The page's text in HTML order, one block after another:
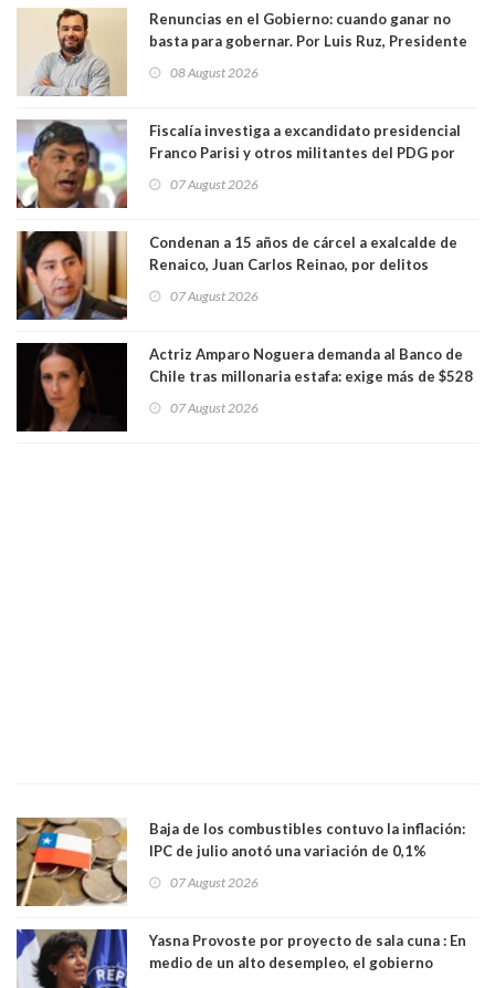
Renuncias en el Gobierno: cuando ganar no
basta para gobernar. Por Luis Ruz, Presidente
08 August 2026
Fiscalía investiga a excandidato presidencial
Franco Parisi y otros militantes del PDG por
07 August 2026
Condenan a 15 años de cárcel a exalcalde de
Renaico, Juan Carlos Reinao, por delitos
07 August 2026
Actriz Amparo Noguera demanda al Banco de
Chile tras millonaria estafa: exige más de $528
07 August 2026
Baja de los combustibles contuvo la inflación:
IPC de julio anotó una variación de 0,1%
07 August 2026
Yasna Provoste por proyecto de sala cuna : En
medio de un alto desempleo, el gobierno